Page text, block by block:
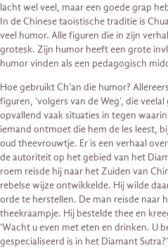
lacht wel veel, maar een goede grap
In de Chinese taoïstische traditie is
veel humor. Alle figuren die in zijn
grotesk. Zijn humor heeft een grote
humor vinden als een pedagogisch
Hoe gebruikt Ch’an die humor?
figuren, ‘volgers van de Weg’, die
opvallend vaak situaties in tegen
iemand ontmoet die hem de les leest,
oud theevrouwtje. Er is een verhaal
de autoriteit op het gebied van het
roem reisde hij naar het Zuiden van
rebelse wijze ontwikkelde. Hij wilde
orde te herstellen. De man reisde naar
theekraampje. Hij bestelde thee en
‘Wacht u even met eten en drinken. U
gespecialiseerd is in het Diamant Sutra?’